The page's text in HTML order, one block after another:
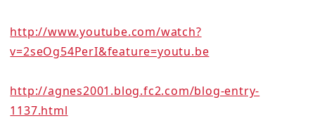
http://www.youtube.com/watch?
v=2seOg54PerI&feature=youtu.be
http://agnes2001.blog.fc2.com/blog-entry-
1137.html